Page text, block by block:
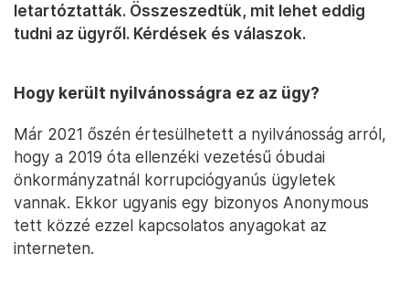
letartóztatták. Összeszedtük, mit lehet eddig
tudni az ügyről. Kérdések és válaszok.
Hogy került nyilvánosságra ez az ügy?
Már 2021 őszén értesülhetett a nyilvánosság arról,
hogy a 2019 óta ellenzéki vezetésű óbudai
önkormányzatnál korrupciógyanús ügyletek
vannak. Ekkor ugyanis egy bizonyos Anonymous
tett közzé ezzel kapcsolatos anyagokat az
interneten.